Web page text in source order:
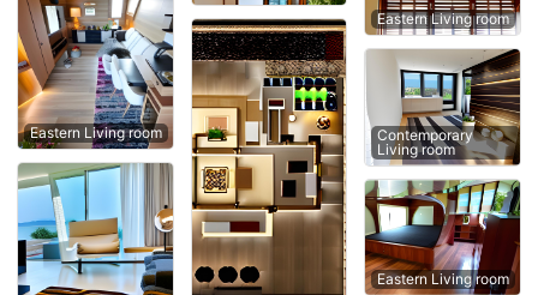
Eastern Living room
Eastern Living room
Contemporary
Living room
Eastern Living room